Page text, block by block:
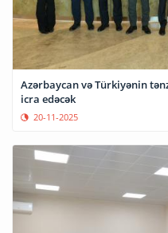
Azərbaycan və Türkiyənin
icra edəcək
20-11-2025